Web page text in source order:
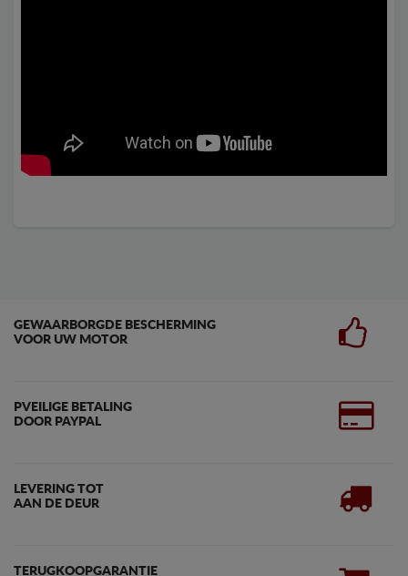
GEWAARBORGDE BESCHERMING
VOOR UW MOTOR
PVEILIGE BETALING
DOOR PAYPAL
LEVERING TOT
AAN DE DEUR
TERUGKOOPGARANTIE